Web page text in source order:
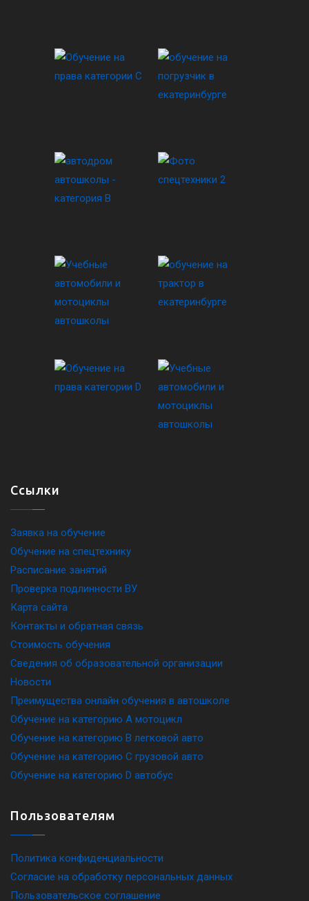
Ссылки
Заявка на обучение
Обучение на спецтехнику
Расписание занятий
Проверка подлинности ВУ
Карта сайта
Контакты и обратная связь
Стоимость обучения
Сведения об образовательной организации
Новости
Преимущества онлайн обучения в автошколе
Обучение на категорию A мотоцикл
Обучение на категорию B легковой авто
Обучение на категорию C грузовой авто
Обучение на категорию D автобус
Пользователям
Политика конфиденциальности
Согласие на обработку персональных данных
Пользовательское соглашение